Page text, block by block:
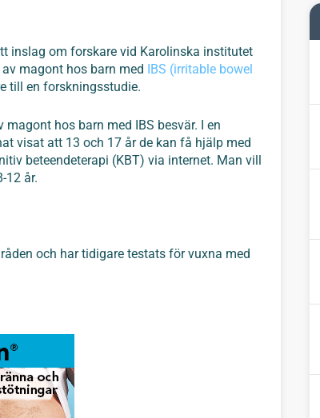
inslag om forskare vid Karolinska institutet
magont hos barn med IBS (irritable bowel
till en forskningsstudie.
hos barn med IBS besvär. I en
visat att 13 och 17 år de kan få hjälp med
beteendeterapi (KBT) via internet. Man vill
12 år.
och har tidigare testats för vuxna med